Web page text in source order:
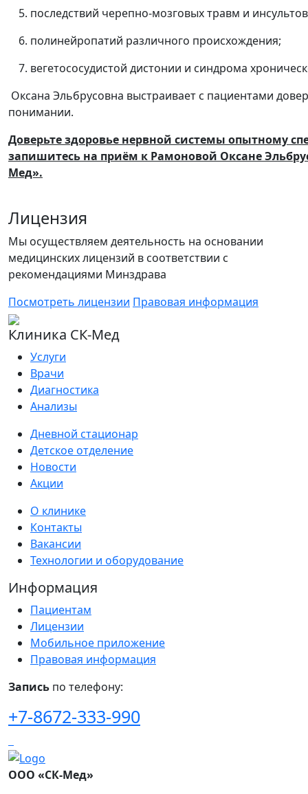
последствий черепно‑мозговыхтравм и
полинейропатий различного происхождения;
вегетососудистой дистонии и синдрома
Оксана Эльбрусовна выстраивает с пациентами
понимании.
Доверьте здоровье нервной системы опытному
запишитесь на приём к Рамоновой Оксане
Мед».
Лицензия
Мы осуществляем деятельность на основании
медицинских лицензий в соответствии с
рекомендациями Минздрава
Посмотреть лицензии Правовая информация
Клиника СК-Мед
Услуги
Врачи
Диагностика
Анализы
Дневной стационар
Детское отделение
Новости
Акции
О клинике
Контакты
Вакансии
Технологии и оборудование
Информация
Пациентам
Лицензии
Мобильное приложение
Правовая информация
Запись по телефону:
+7-8672-333-990
ООО «СК-Мед»